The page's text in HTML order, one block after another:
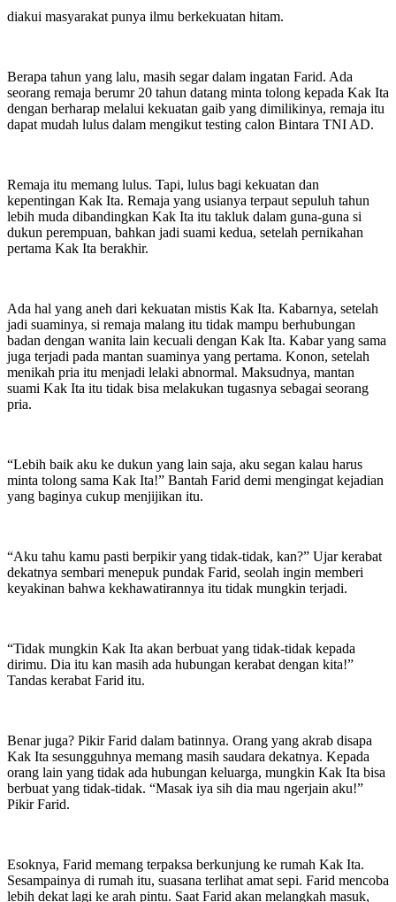
diakui masyarakat punya ilmu berkekuatan hitam.
Berapa tahun yang lalu, masih segar dalam ingatan Farid. Ada
seorang remaja berumr 20 tahun datang minta tolong kepada Kak Ita
dengan berharap melalui kekuatan gaib yang dimilikinya, remaja itu
dapat mudah lulus dalam mengikut testing calon Bintara TNI AD.
Remaja itu memang lulus. Tapi, lulus bagi kekuatan dan
kepentingan Kak Ita. Remaja yang usianya terpaut sepuluh tahun
lebih muda dibandingkan Kak Ita itu takluk dalam guna-guna si
dukun perempuan, bahkan jadi suami kedua, setelah pernikahan
pertama Kak Ita berakhir.
Ada hal yang aneh dari kekuatan mistis Kak Ita. Kabarnya, setelah
jadi suaminya, si remaja malang itu tidak mampu berhubungan
badan dengan wanita lain kecuali dengan Kak Ita. Kabar yang sama
juga terjadi pada mantan suaminya yang pertama. Konon, setelah
menikah pria itu menjadi lelaki abnormal. Maksudnya, mantan
suami Kak Ita itu tidak bisa melakukan tugasnya sebagai seorang
pria.
“Lebih baik aku ke dukun yang lain saja, aku segan kalau harus
minta tolong sama Kak Ita!” Bantah Farid demi mengingat kejadian
yang baginya cukup menjijikan itu.
“Aku tahu kamu pasti berpikir yang tidak-tidak, kan?” Ujar kerabat
dekatnya sembari menepuk pundak Farid, seolah ingin memberi
keyakinan bahwa kekhawatirannya itu tidak mungkin terjadi.
“Tidak mungkin Kak Ita akan berbuat yang tidak-tidak kepada
dirimu. Dia itu kan masih ada hubungan kerabat dengan kita!”
Tandas kerabat Farid itu.
Benar juga? Pikir Farid dalam batinnya. Orang yang akrab disapa
Kak Ita sesungguhnya memang masih saudara dekatnya. Kepada
orang lain yang tidak ada hubungan keluarga, mungkin Kak Ita bisa
berbuat yang tidak-tidak. “Masak iya sih dia mau ngerjain aku!”
Pikir Farid.
Esoknya, Farid memang terpaksa berkunjung ke rumah Kak Ita.
Sesampainya di rumah itu, suasana terlihat amat sepi. Farid mencoba
lebih dekat lagi ke arah pintu. Saat Farid akan melangkah masuk,